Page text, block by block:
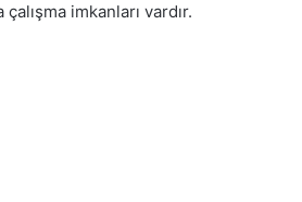
imkanları vardır.